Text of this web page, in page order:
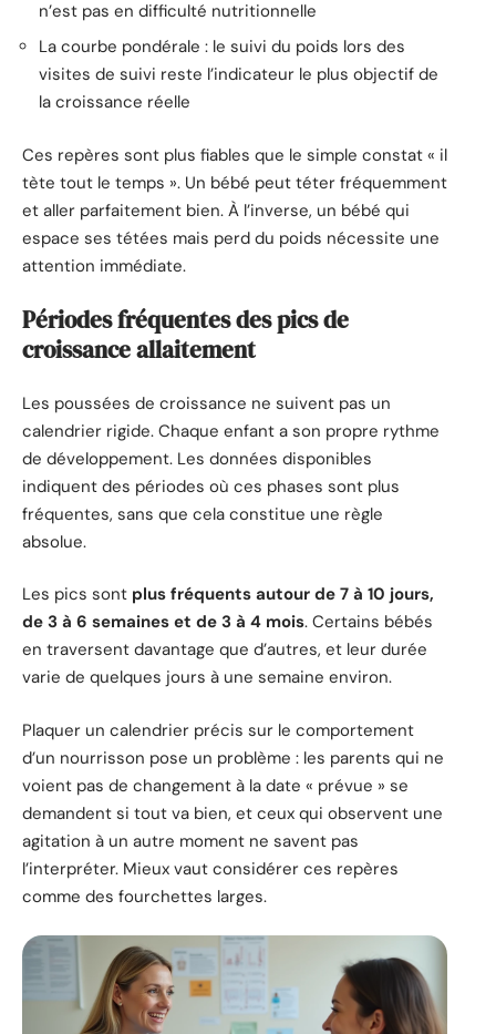
n’est pas en difficulté nutritionnelle
La courbe pondérale : le suivi du poids lors des
visites de suivi reste l’indicateur le plus objectif de
la croissance réelle
Ces repères sont plus fiables que le simple constat « il
tète tout le temps ». Un bébé peut téter fréquemment
et aller parfaitement bien. À l’inverse, un bébé qui
espace ses tétées mais perd du poids nécessite une
attention immédiate.
Périodes fréquentes des pics de
croissance allaitement
Les poussées de croissance ne suivent pas un
calendrier rigide. Chaque enfant a son propre rythme
de développement. Les données disponibles
indiquent des périodes où ces phases sont plus
fréquentes, sans que cela constitue une règle
absolue.
Les pics sont plus fréquents autour de 7 à 10 jours,
de 3 à 6 semaines et de 3 à 4 mois. Certains bébés
en traversent davantage que d’autres, et leur durée
varie de quelques jours à une semaine environ.
Plaquer un calendrier précis sur le comportement
d’un nourrisson pose un problème : les parents qui ne
voient pas de changement à la date « prévue » se
demandent si tout va bien, et ceux qui observent une
agitation à un autre moment ne savent pas
l’interpréter. Mieux vaut considérer ces repères
comme des fourchettes larges.